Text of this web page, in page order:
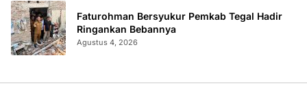
Faturohman Bersyukur Pemkab Tegal Hadir
Ringankan Bebannya
Agustus 4, 2026